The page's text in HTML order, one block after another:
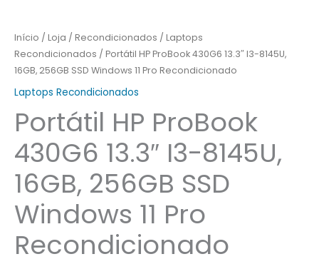
Início / Loja / Recondicionados / Laptops
Recondicionados / Portátil HP ProBook 430G6 13.3″ I3-8145U,
16GB, 256GB SSD Windows 11 Pro Recondicionado
Laptops Recondicionados
Portátil HP ProBook
430G6 13.3″ I3-8145U,
16GB, 256GB SSD
Windows 11 Pro
Recondicionado
Pro
Recondicionado